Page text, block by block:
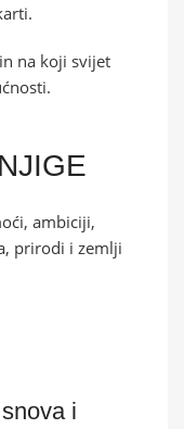
na koji svijet
ambiciji,
prirodi i zemlji
i